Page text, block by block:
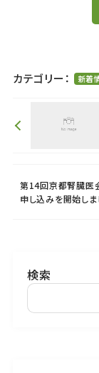
カテゴリー： 新着
第14回京都腎臓医
申し込みを開始しま
検索